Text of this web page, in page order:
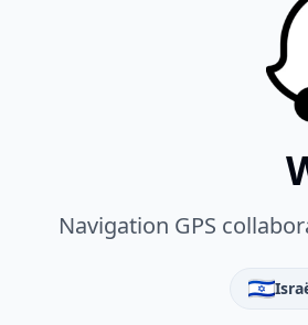
Navigation GPS